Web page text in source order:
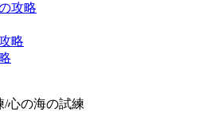
攻略
略
/心の海の試練